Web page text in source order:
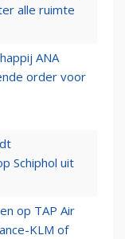
alle ruimte
ANA
order voor
Schiphol uit
op TAP Air
KLM of